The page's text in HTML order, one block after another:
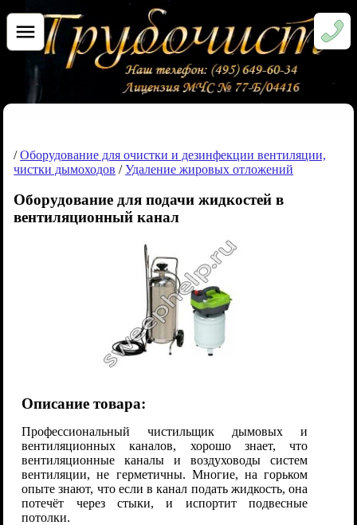
/Оборудование для очистки и дезинфекции вентиляции,
чистки дымоходов /Удаление жировых отложений
Оборудование для подачи жидкостей в
вентиляционный канал
Описание товара:
Профессиональный чистильщик дымовых и
вентиляционных каналов, хорошо знает, что
вентиляционные каналы и воздуховоды систем
вентиляции, не герметичны. Многие, на горьком
опыте знают, что если в канал подать жидкость, она
потечёт через стыки, и испортит подвесные
потолки.